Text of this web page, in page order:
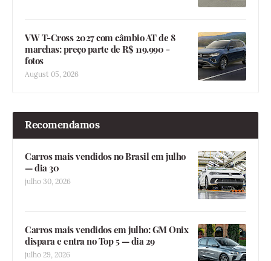
VW T-Cross 2027 com câmbio AT de 8
marchas: preço parte de R$ 119.990 -
fotos
August 05, 2026
Recomendamos
Carros mais vendidos no Brasil em julho
— dia 30
julho 30, 2026
Carros mais vendidos em julho: GM Onix
dispara e entra no Top 5 — dia 29
julho 29, 2026